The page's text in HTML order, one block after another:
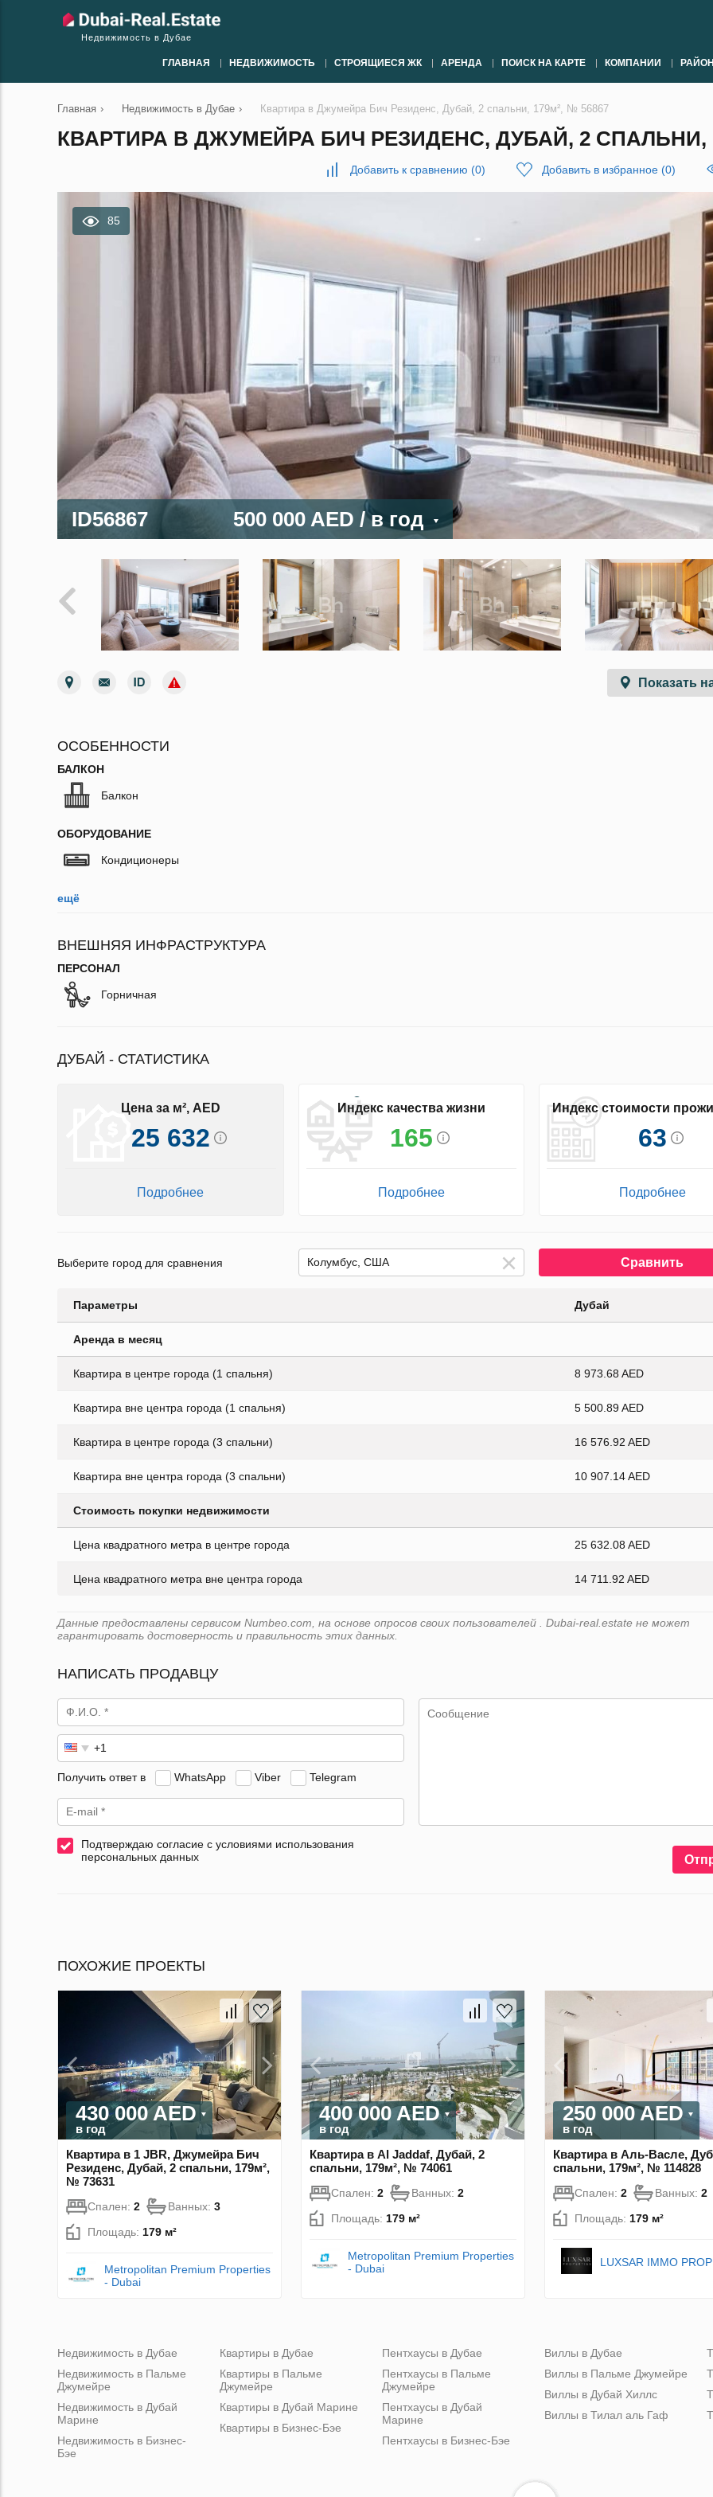
Недвижимость в Дубае
ГЛАВНАЯ НЕДВИЖИМОСТЬ СТРОЯЩИЕСЯ ЖК АРЕНДА ПОИСК НА КАРТЕ КОМПАНИИ
Главная › Недвижимость в Дубае › Квартира в Джумейра Бич Резиденс, Дубай, 2 спальни, 179м², № 56867
КВАРТИРА В ДЖУМЕЙРА БИЧ РЕЗИДЕНС, ДУБАЙ, 2 СПАЛЬНИ,
Добавить к сравнению (0) Добавить в избранное (0)
85
ID56867 500 000 AED / в год
Показать
ОСОБЕННОСТИ
БАЛКОН
Балкон
ОБОРУДОВАНИЕ
Кондиционеры
ещё
ВНЕШНЯЯ ИНФРАСТРУКТУРА
ПЕРСОНАЛ
Горничная
ДУБАЙ - СТАТИСТИКА
Цена за м², AED
25 632
Подробнее
Индекс качества жизни
165
Подробнее
Индекс стоимости
63
Подробнее
Выберите город для сравнения Сравнить
Параметры Дубай
Аренда в месяц
Квартира в центре города (1 спальня) 8 973.68 AED
Квартира вне центра города (1 спальня) 5 500.89 AED
Квартира в центре города (3 спальни) 16 576.92 AED
Квартира вне центра города (3 спальни) 10 907.14 AED
Стоимость покупки недвижимости
Цена квадратного метра в центре города 25 632.08 AED
Цена квадратного метра вне центра города 14 711.92 AED
Данные предоставлены сервисом Numbeo.com, на основе опросов своих пользователей . Dubai-real.estate не может
гарантировать достоверность и правильность этих данных.
НАПИСАТЬ ПРОДАВЦУ
Получить ответ в WhatsApp Viber Telegram
Подтверждаю согласие с условиями использования
персональных данных
ПОХОЖИЕ ПРОЕКТЫ
430 000 AED
в год
Квартира в 1 JBR, Джумейра Бич
Резиденс, Дубай, 2 спальни, 179м²,
№ 73631
Спален: 2 Ванных: 3
Площадь: 179 м²
Metropolitan Premium Properties
- Dubai
400 000 AED
в год
Квартира в Al Jaddaf, Дубай, 2
спальни, 179м², № 74061
Спален: 2 Ванных: 2
Площадь: 179 м²
Metropolitan Premium Properties
- Dubai
250 000 AED
в год
Квартира в Аль-Васле,
спальни, 179м², № 114828
Спален: 2 Ванных: 2
Площадь: 179 м²
LUXSAR IMMO
Недвижимость в Дубае
Недвижимость в Пальме
Джумейре
Недвижимость в Дубай
Марине
Недвижимость в Бизнес-
Бэе
Квартиры в Дубае
Квартиры в Пальме
Джумейре
Квартиры в Дубай Марине
Квартиры в Бизнес-Бэе
Пентхаусы в Дубае
Пентхаусы в Пальме
Джумейре
Пентхаусы в Дубай
Марине
Пентхаусы в Бизнес-Бэе
Виллы в Дубае
Виллы в Пальме Джумейре
Виллы в Дубай Хиллс
Виллы в Тилал аль Гаф